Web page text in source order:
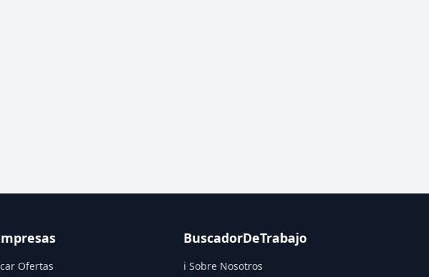
Ofertas
BuscadorDeTrabajo
ℹ️ Sobre Nosotros